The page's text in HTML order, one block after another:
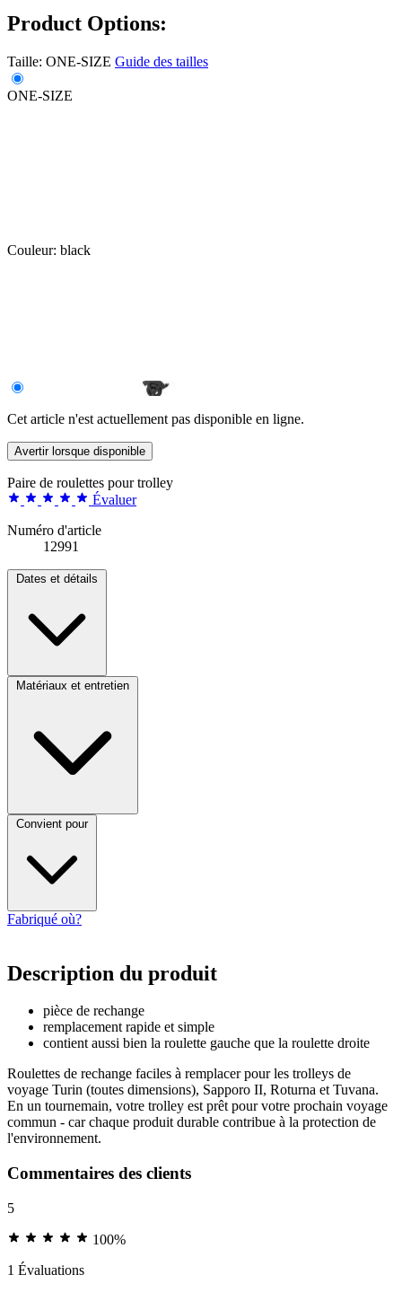
Product Options:
Taille: ONE-SIZE Guide des tailles
ONE-SIZE
Couleur: black
Cet article n'est actuellement pas disponible en ligne.
Avertir lorsque disponible
Paire de roulettes pour trolley
Évaluer
Numéro d'article
12991
Dates et détails
Matériaux et entretien
Convient pour
Fabriqué où?
Description du produit
pièce de rechange
remplacement rapide et simple
contient aussi bien la roulette gauche que la roulette droite
Roulettes de rechange faciles à remplacer pour les trolleys de
voyage Turin (toutes dimensions), Sapporo II, Roturna et Tuvana.
En un tournemain, votre trolley est prêt pour votre prochain voyage
commun - car chaque produit durable contribue à la protection de
l'environnement.
Commentaires des clients
5
100%
1 Évaluations